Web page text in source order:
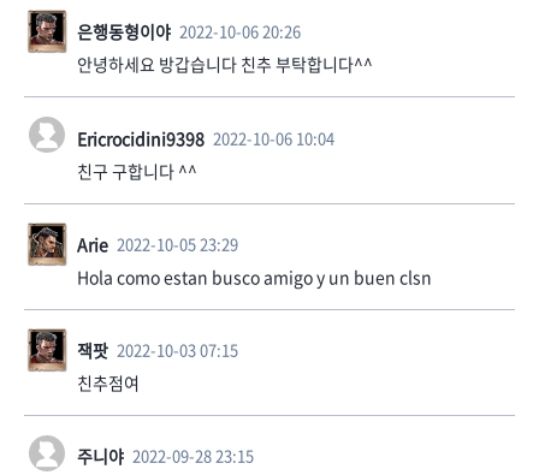
은행동형이야 2022-10-06 20:26
안녕하세요 방갑습니다 친추 부탁합니다^^
Ericrocidini9398 2022-10-06 10:04
친구 구합니다 ^^
Arie 2022-10-05 23:29
Hola como estan busco amigo y un buen clsn
잭팟 2022-10-03 07:15
친추점여
주니야 2022-09-28 23:15